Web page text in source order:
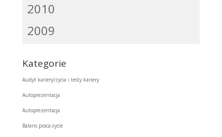
2010
2009
Kategorie
Audyt kariery/życia i testy kariery
Autoprezentacja
Autoprezentacja
Balans praca-życie